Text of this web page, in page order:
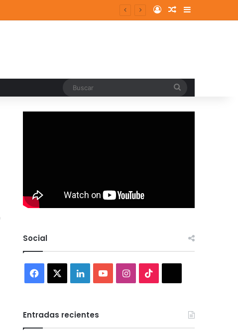
Log InRandom Article
Sidebar
Social
Facebook LinkedInYouTubeInstagram
Entradas recientes